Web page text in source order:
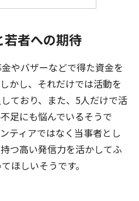
者への期待
やバザーなどで得た資金を
かし、それだけでは活動を
ており、また、5人だけで活
足にも悩んでいるそうで
ティアではなく当事者とし
つ高い発信力を活かしてふ
ほしいそうです。